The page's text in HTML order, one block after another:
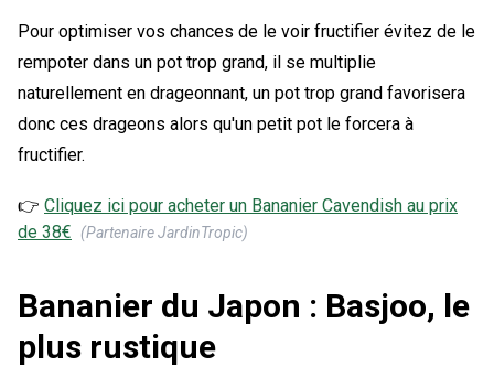
Pour optimiser vos chances de le voir fructifier évitez de le
rempoter dans un pot trop grand, il se multiplie
naturellement en drageonnant, un pot trop grand favorisera
donc ces drageons alors qu'un petit pot le forcera à
fructifier.
👉 Cliquez ici pour acheter un Bananier Cavendish au prix
de 38€ (Partenaire JardinTropic)
Bananier du Japon : Basjoo, le
plus rustique